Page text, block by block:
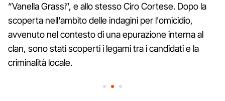
“Vanella Grassi”, e allo stesso Ciro Cortese. Dopo la
scoperta nell'ambito delle indagini per l'omicidio,
avvenuto nel contesto di una epurazione interna al
clan, sono stati scoperti i legami tra i candidati e la
criminalità locale.